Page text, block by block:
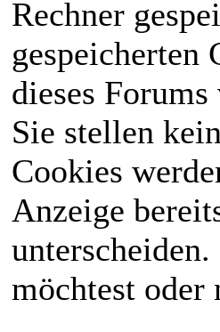
Rechner
gespeicherten
dieses
Sie stellen
Cookies
Anzeige
möchtest oder